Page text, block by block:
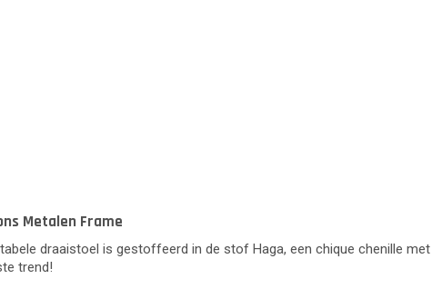
Metalen Frame
draaistoel is gestoffeerd in de stof Haga, een chique chenille
trend!